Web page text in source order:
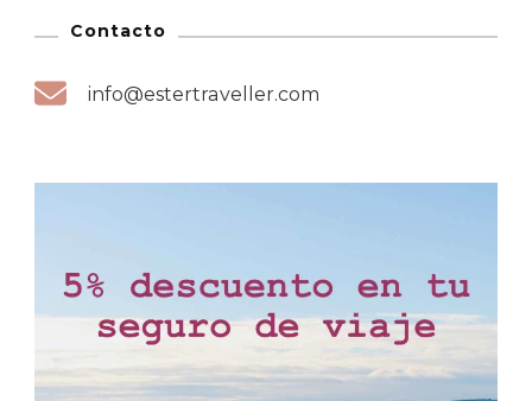
Contacto
info@estertraveller.com